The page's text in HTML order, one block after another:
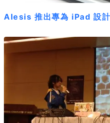
Alesis 推出專為 iPad 設